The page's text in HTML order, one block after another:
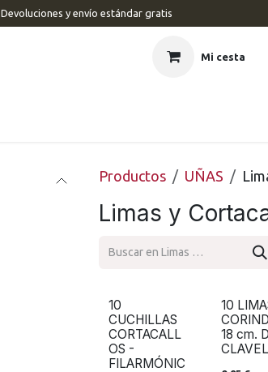
Devoluciones y envío estándar gratis
Mi cesta
Productos UÑAS
Limas y
10
CUCHILLAS
CORTACALL
OS -
FILARMÓNIC
10
18 cm.